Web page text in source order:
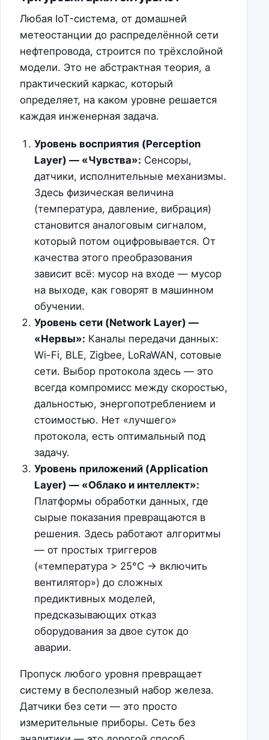
Любая IoT-система, от домашней
метеостанции до распределённой сети
нефтепровода, строится по трёхслойной
модели. Это не абстрактная теория, а
практический каркас, который
определяет, на каком уровне решается
каждая инженерная задача.
Уровень восприятия (Perception
Layer) — «Чувства»: Сенсоры,
датчики, исполнительные механизмы.
Здесь физическая величина
(температура, давление, вибрация)
становится аналоговым сигналом,
который потом оцифровывается. От
качества этого преобразования
зависит всё: мусор на входе — мусор
на выходе, как говорят в машинном
обучении.
Уровень сети (Network Layer) —
«Нервы»: Каналы передачи данных:
Wi-Fi, BLE, Zigbee, LoRaWAN, сотовые
сети. Выбор протокола здесь — это
всегда компромисс между скоростью,
дальностью, энергопотреблением и
стоимостью. Нет «лучшего»
протокола, есть оптимальный под
задачу.
Уровень приложений (Application
Layer) — «Облако и интеллект»:
Платформы обработки данных, где
сырые показания превращаются в
решения. Здесь работают алгоритмы
— от простых триггеров
(«температура > 25°C → включить
вентилятор») до сложных
предиктивных моделей,
предсказывающих отказ
оборудования за двое суток до
аварии.
Пропуск любого уровня превращает
систему в бесполезный набор железа.
Датчики без сети — это просто
измерительные приборы. Сеть без